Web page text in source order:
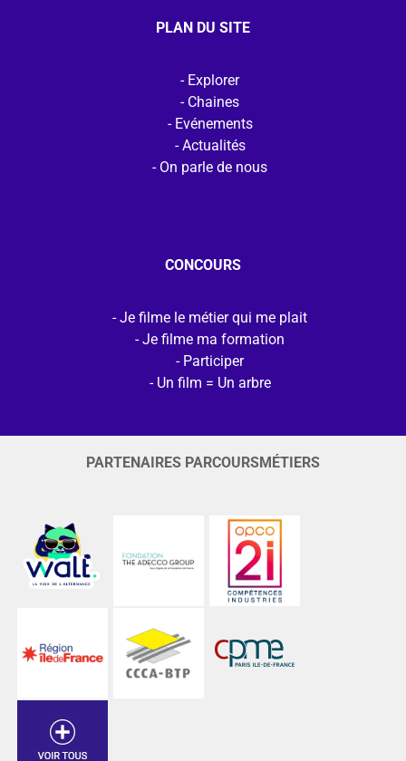
PLAN DU SITE
Explorer
Chaines
Evénements
Actualités
On parle de nous
CONCOURS
Je filme le métier qui me plait
Je filme ma formation
Participer
Un film = Un arbre
PARTENAIRES PARCOURSMÉTIERS